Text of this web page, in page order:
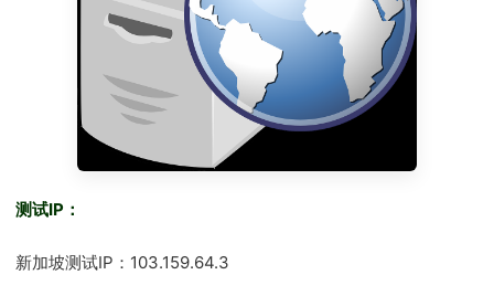
测试IP：
新加坡测试IP：103.159.64.3